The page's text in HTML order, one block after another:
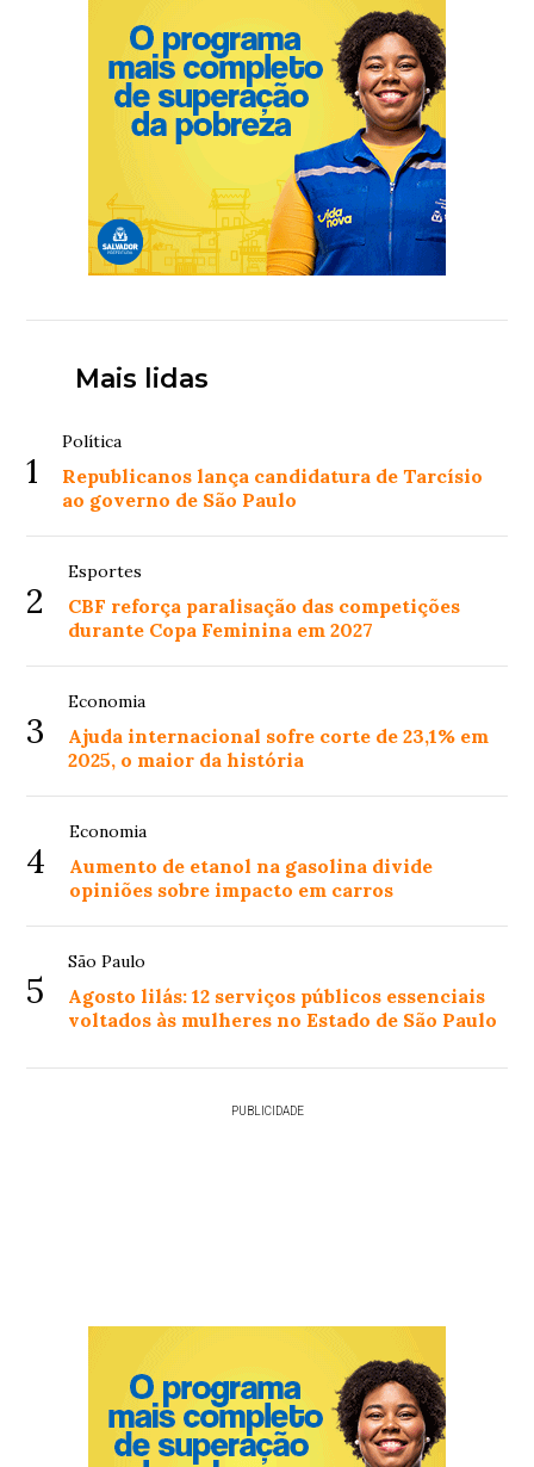
Mais lidas
1
Política
Republicanos lança candidatura de Tarcísio
ao governo de São Paulo
2
Esportes
CBF reforça paralisação das competições
durante Copa Feminina em 2027
3
Economia
Ajuda internacional sofre corte de 23,1% em
2025, o maior da história
4
Economia
Aumento de etanol na gasolina divide
opiniões sobre impacto em carros
5
São Paulo
Agosto lilás: 12 serviços públicos essenciais
voltados às mulheres no Estado de São Paulo
PUBLICIDADE